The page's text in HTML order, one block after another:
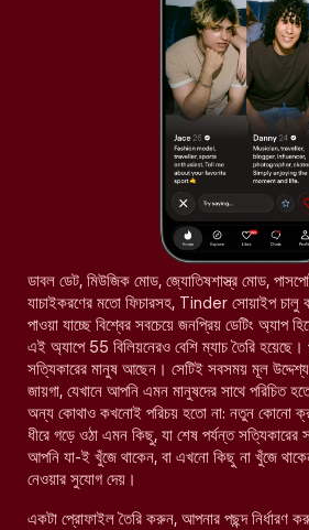
ডাবল ডেট, মিউজিক মোড, জ্যোতিষশাস্ত্র মোড,
যাচাইকরণের মতো ফিচারসহ, Tinder সোয়াইপ চালু
পাওয়া যাচ্ছে বিশ্বের সবচেয়ে জনপ্রিয় ডেটিং অ্যাপ
এই অ্যাপে 55 বিলিয়নেরও বেশি ম্যাচ তৈরি
সত্যিকারের মানুষ আছেন। সেটিই সবসময় মূল
জায়গা, যেখানে আপনি এমন মানুষদের সাথে পরিচিত
অন্য কোথাও কখনোই পরিচয় হতো না: নতুন কোনো
ধীরে গড়ে ওঠা এমন কিছু, যা শেষ পর্যন্ত সত্যিকারের
আপনি যা-ই খুঁজে থাকেন, বা এখনো কিছু না খুঁজে
নেওয়ার সুযোগ দেয়।
একটা প্রোফাইল তৈরি করুন, আপনার পছন্দ নির্ধারণ